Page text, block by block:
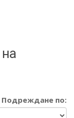
Подреждане по: